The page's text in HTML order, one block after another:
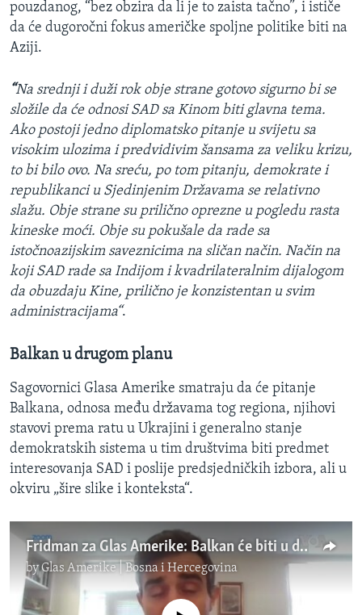
pouzdanog, “bez obzira da li je to zaista tačno”, i ističe
da će dugoročni fokus američke spoljne politike biti na
Aziji.
“Na srednji i duži rok obje strane gotovo sigurno bi se
složile da će odnosi SAD sa Kinom biti glavna tema.
Ako postoji jedno diplomatsko pitanje u svijetu sa
visokim ulozima i predvidivim šansama za veliku krizu,
to bi bilo ovo. Na sreću, po tom pitanju, demokrate i
republikanci u Sjedinjenim Državama se relativno
slažu. Obje strane su prilično oprezne u pogledu rasta
kineske moći. Obje su pokušale da rade sa
istočnoazijskim saveznicima na sličan način. Način na
koji SAD rade sa Indijom i kvadrilateralnim dijalogom
da obuzdaju Kine, prilično je konzistentan u svim
administracijama“.
Balkan u drugom planu
Sagovornici Glasa Amerike smatraju da će pitanje
Balkana, odnosa među državama tog regiona, njihovi
stavovi prema ratu u Ukrajini i generalno stanje
demokratskih sistema u tim društvima biti predmet
interesovanja SAD i poslije predsjedničkih izbora, ali u
okviru „šire slike i konteksta“.
Fridman za Glas Amerike: Balkan će biti u drugom planu za SAD
byGlas Amerike | Bosna i Hercegovina
No media source currently available